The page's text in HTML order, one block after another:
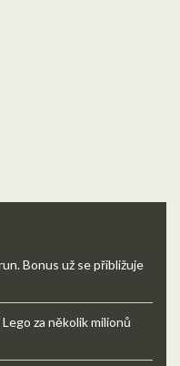
Bonus už se přibližuje
za několik milionů